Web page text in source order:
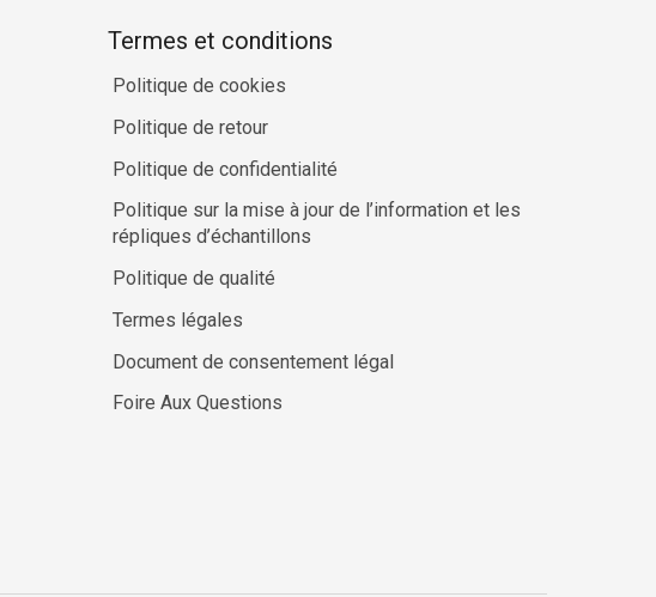
Termes et conditions
Politique de cookies
Politique de retour
Politique de confidentialité
Politique sur la mise à jour de l’information et les
répliques d’échantillons
Politique de qualité
Termes légales
Document de consentement légal
Foire Aux Questions